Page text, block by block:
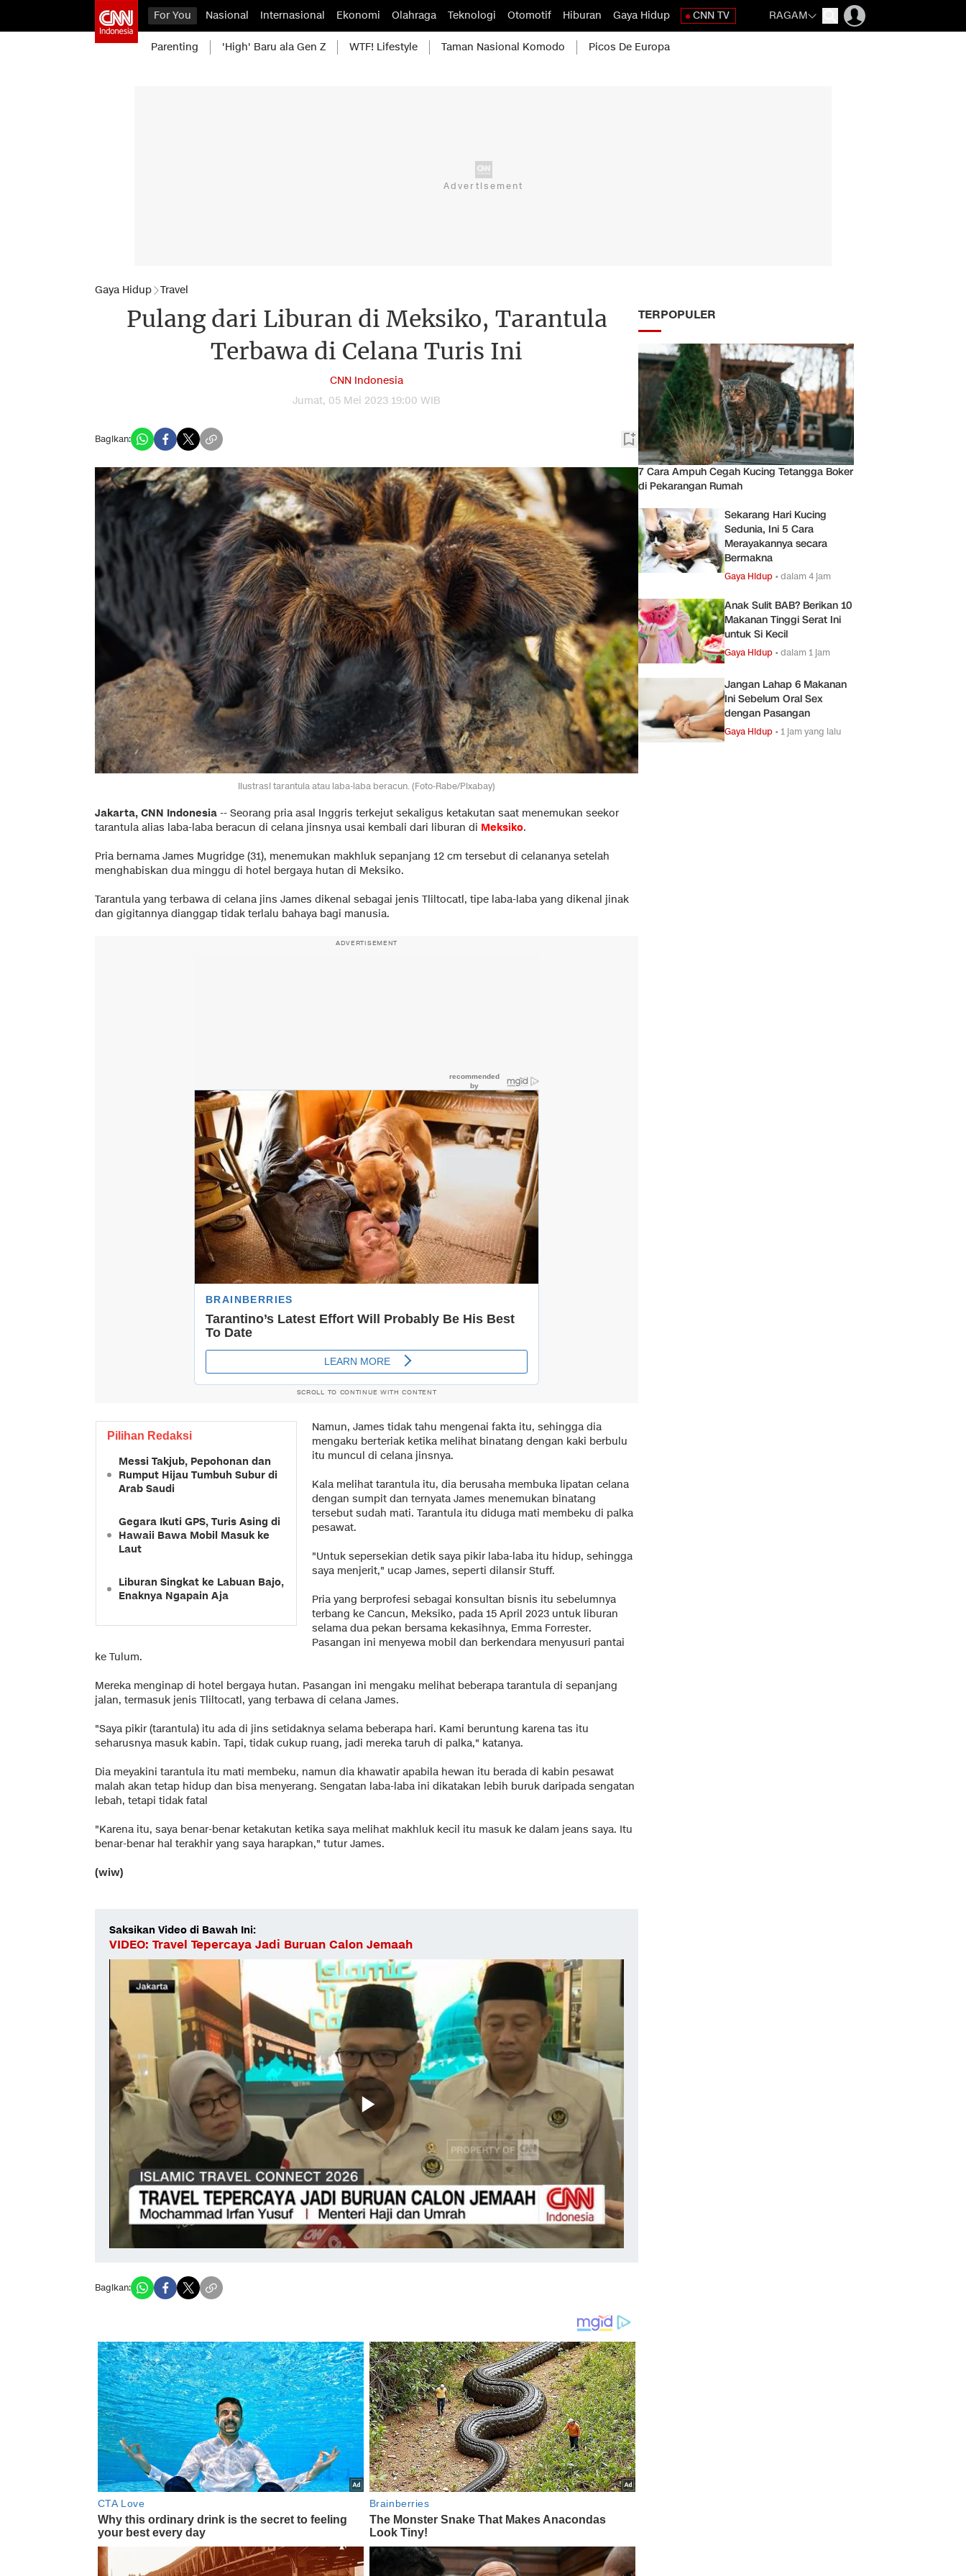
For You Nasional Internasional Ekonomi Olahraga Teknologi Otomotif Hiburan Gaya Hidup CNN TV RAGAM
Parenting 'High' Baru ala Gen Z WTF! Lifestyle Taman Nasional Komodo Picos De Europa
Gaya Hidup Travel
Pulang dari Liburan di Meksiko, Tarantula
Terbawa di Celana Turis Ini
CNN Indonesia
Jumat, 05 Mei 2023 19:00 WIB
Bagikan:
Ilustrasi tarantula atau laba-laba beracun. (Foto-Rabe/Pixabay)
Jakarta, CNN Indonesia -- Seorang pria asal Inggris terkejut sekaligus ketakutan saat menemukan seekor
tarantula alias laba-laba beracun di celana jinsnya usai kembali dari liburan di Meksiko.
Pria bernama James Mugridge (31), menemukan makhluk sepanjang 12 cm tersebut di celananya setelah
menghabiskan dua minggu di hotel bergaya hutan di Meksiko.
Tarantula yang terbawa di celana jins James dikenal sebagai jenis Tliltocatl, tipe laba-laba yang dikenal jinak
dan gigitannya dianggap tidak terlalu bahaya bagi manusia.
ADVERTISEMENT
SCROLL TO CONTINUE WITH CONTENT
Pilihan Redaksi
Messi Takjub, Pepohonan dan
Rumput Hijau Tumbuh Subur di
Arab Saudi
Gegara Ikuti GPS, Turis Asing di
Hawaii Bawa Mobil Masuk ke
Laut
Liburan Singkat ke Labuan Bajo,
Enaknya Ngapain Aja
Namun, James tidak tahu mengenai fakta itu, sehingga dia
mengaku berteriak ketika melihat binatang dengan kaki berbulu
itu muncul di celana jinsnya.
Kala melihat tarantula itu, dia berusaha membuka lipatan celana
dengan sumpit dan ternyata James menemukan binatang
tersebut sudah mati. Tarantula itu diduga mati membeku di palka
pesawat.
"Untuk sepersekian detik saya pikir laba-laba itu hidup, sehingga
saya menjerit," ucap James, seperti dilansir Stuff.
Pria yang berprofesi sebagai konsultan bisnis itu sebelumnya
terbang ke Cancun, Meksiko, pada 15 April 2023 untuk liburan
selama dua pekan bersama kekasihnya, Emma Forrester.
Pasangan ini menyewa mobil dan berkendara menyusuri pantai
ke Tulum.
Mereka menginap di hotel bergaya hutan. Pasangan ini mengaku melihat beberapa tarantula di sepanjang
jalan, termasuk jenis Tliltocatl, yang terbawa di celana James.
"Saya pikir (tarantula) itu ada di jins setidaknya selama beberapa hari. Kami beruntung karena tas itu
seharusnya masuk kabin. Tapi, tidak cukup ruang, jadi mereka taruh di palka," katanya.
Dia meyakini tarantula itu mati membeku, namun dia khawatir apabila hewan itu berada di kabin pesawat
malah akan tetap hidup dan bisa menyerang. Sengatan laba-laba ini dikatakan lebih buruk daripada sengatan
lebah, tetapi tidak fatal
"Karena itu, saya benar-benar ketakutan ketika saya melihat makhluk kecil itu masuk ke dalam jeans saya. Itu
benar-benar hal terakhir yang saya harapkan," tutur James.
(wiw)
Saksikan Video di Bawah Ini:
VIDEO: Travel Tepercaya Jadi Buruan Calon Jemaah
Bagikan:
TERPOPULER
7 Cara Ampuh Cegah Kucing Tetangga Boker
di Pekarangan Rumah
Sekarang Hari Kucing
Sedunia, Ini 5 Cara
Merayakannya secara
Bermakna
Gaya Hidup •dalam 4 jam
Anak Sulit BAB? Berikan 10
Makanan Tinggi Serat Ini
untuk Si Kecil
Gaya Hidup •dalam 1 jam
Jangan Lahap 6 Makanan
Ini Sebelum Oral Sex
dengan Pasangan
Gaya Hidup •1 jam yang lalu